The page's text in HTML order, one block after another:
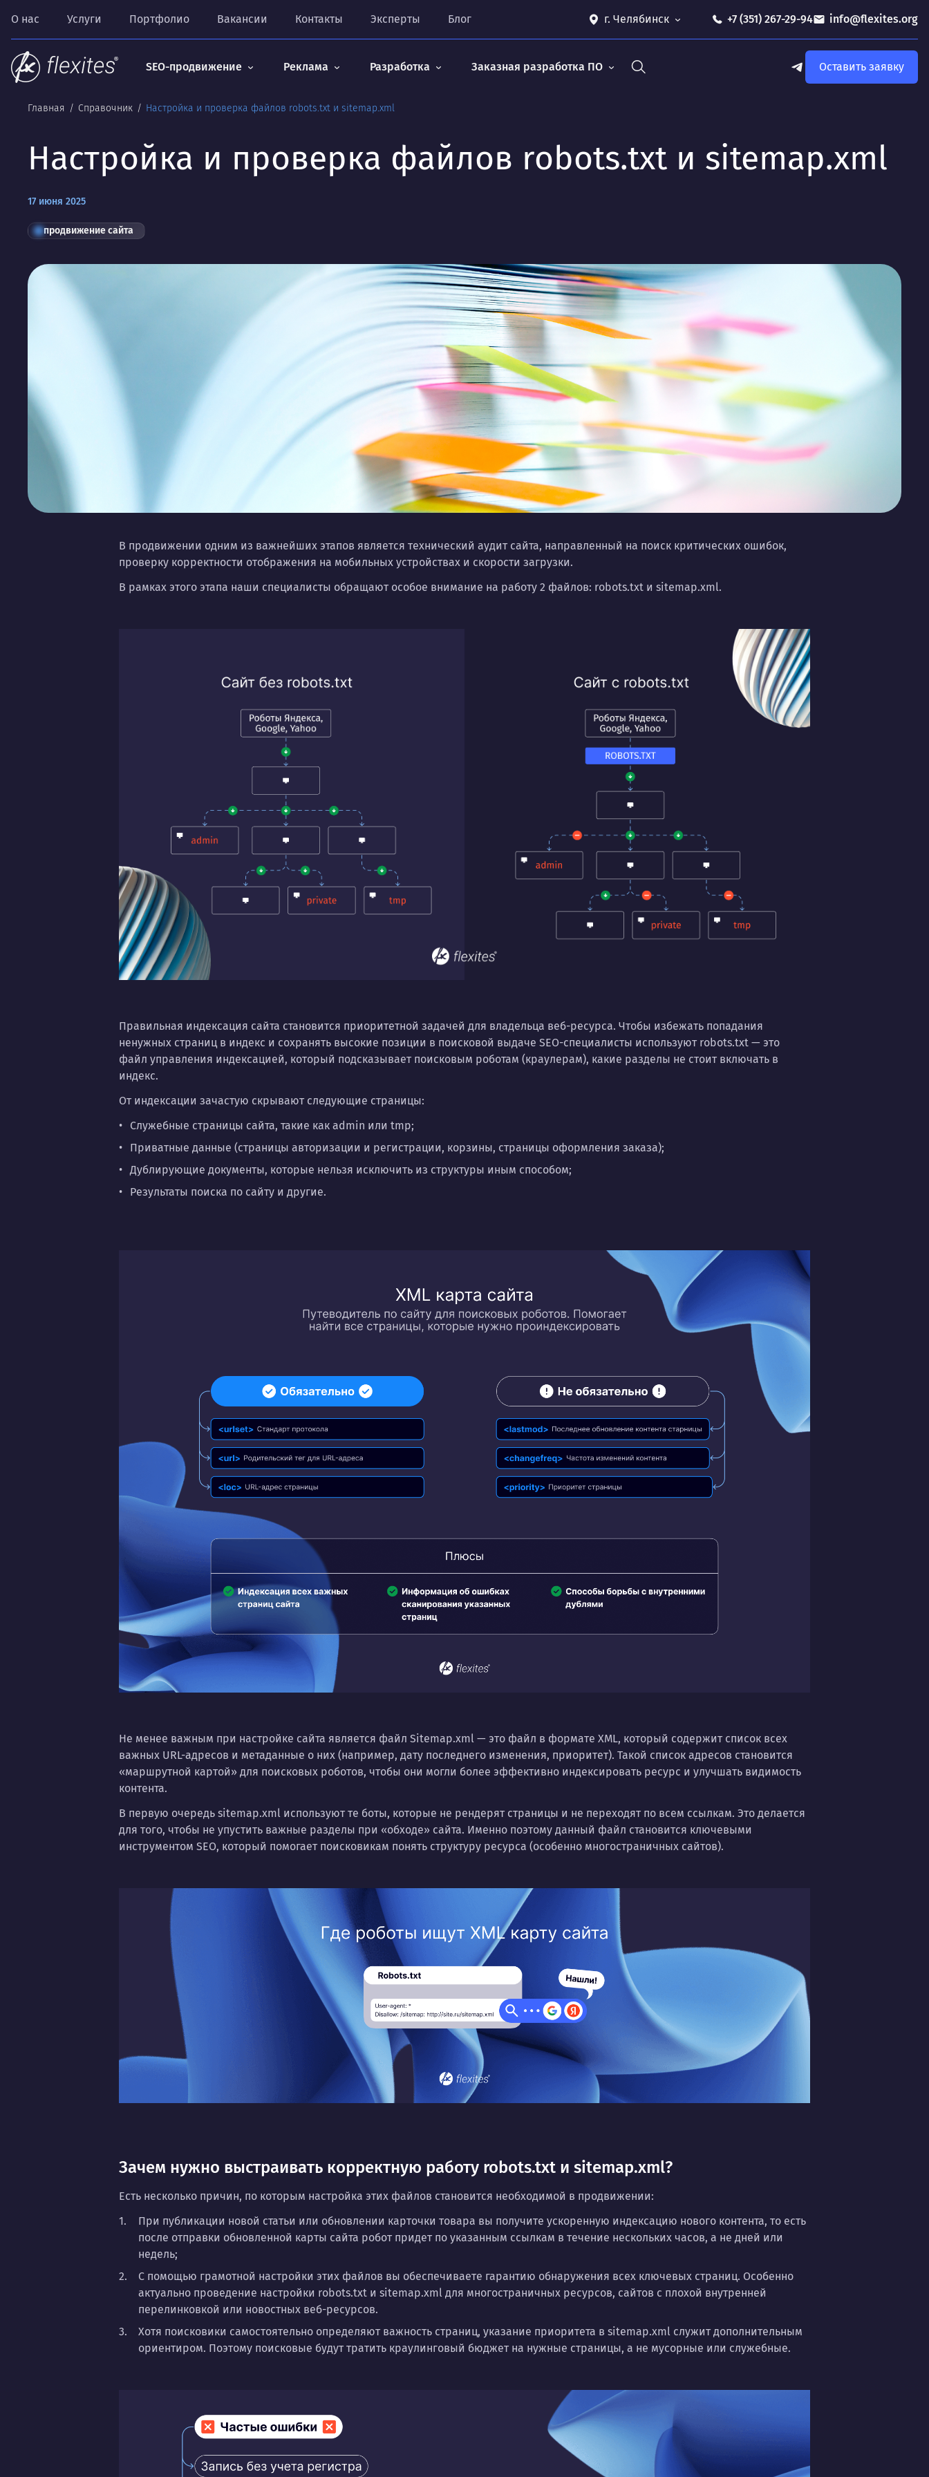
О нас Услуги Портфолио Вакансии Контакты Эксперты Блог г. Челябинск +7 (351) 267-29-94 info@flexites.org
SEO-продвижение Реклама Разработка Заказная разработка ПО Оставить заявку
Главная Справочник Настройка и проверка файлов robots.txt и sitemap.xml
Настройка и проверка файлов robots.txt и sitemap.xml
17 июня 2025
продвижение сайта
В продвижении одним из важнейших этапов является технический аудит сайта, направленный на поиск критических ошибок,
проверку корректности отображения на мобильных устройствах и скорости загрузки.
В рамках этого этапа наши специалисты обращают особое внимание на работу 2 файлов: robots.txt и sitemap.xml.
Правильная индексация сайта становится приоритетной задачей для владельца веб-ресурса. Чтобы избежать попадания
ненужных страниц в индекс и сохранять высокие позиции в поисковой выдаче SEO-специалисты используют robots.txt — это
файл управления индексацией, который подсказывает поисковым роботам (краулерам), какие разделы не стоит включать в
индекс.
От индексации зачастую скрывают следующие страницы:
Служебные страницы сайта, такие как admin или tmp;
Приватные данные (страницы авторизации и регистрации, корзины, страницы оформления заказа);
Дублирующие документы, которые нельзя исключить из структуры иным способом;
Результаты поиска по сайту и другие.
Не менее важным при настройке сайта является файл Sitemap.xml — это файл в формате XML, который содержит список всех
важных URL-адресов и метаданные о них (например, дату последнего изменения, приоритет). Такой список адресов становится
«маршрутной картой» для поисковых роботов, чтобы они могли более эффективно индексировать ресурс и улучшать видимость
контента.
В первую очередь sitemap.xml используют те боты, которые не рендерят страницы и не переходят по всем ссылкам. Это делается
для того, чтобы не упустить важные разделы при «обходе» сайта. Именно поэтому данный файл становится ключевыми
инструментом SEO, который помогает поисковикам понять структуру ресурса (особенно многостраничных сайтов).
Зачем нужно выстраивать корректную работу robots.txt и sitemap.xml?
Есть несколько причин, по которым настройка этих файлов становится необходимой в продвижении:
При публикации новой статьи или обновлении карточки товара вы получите ускоренную индексацию нового контента, то есть
после отправки обновленной карты сайта робот придет по указанным ссылкам в течение нескольких часов, а не дней или
недель;
С помощью грамотной настройки этих файлов вы обеспечиваете гарантию обнаружения всех ключевых страниц. Особенно
актуально проведение настройки robots.txt и sitemap.xml для многостраничных ресурсов, сайтов с плохой внутренней
перелинковкой или новостных веб-ресурсов.
Хотя поисковики самостоятельно определяют важность страниц, указание приоритета в sitemap.xml служит дополнительным
ориентиром. Поэтому поисковые будут тратить краулинговый бюджет на нужные страницы, а не мусорные или служебные.